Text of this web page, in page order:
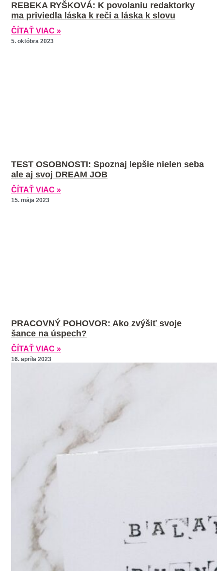
REBEKA RYŠKOVÁ: K povolaniu redaktorky
ma priviedla láska k reči a láska k slovu
ČÍTAŤ VIAC »
5. októbra 2023
TEST OSOBNOSTI: Spoznaj lepšie nielen seba
ale aj svoj DREAM JOB
ČÍTAŤ VIAC »
15. mája 2023
PRACOVNÝ POHOVOR: Ako zvýšiť svoje
šance na úspech?
ČÍTAŤ VIAC »
16. apríla 2023